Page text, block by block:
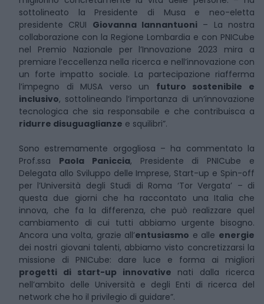
sottolineato la Presidente di Musa e neo-eletta
presidente CRUI Giovanna Iannantuoni – La nostra
collaborazione con la Regione Lombardia e con PNICube
nel Premio Nazionale per l’Innovazione 2023 mira a
premiare l’eccellenza nella ricerca e nell’innovazione con
un forte impatto sociale. La partecipazione riafferma
l’impegno di MUSA verso un futuro sostenibile e
inclusivo, sottolineando l’importanza di un’innovazione
tecnologica che sia responsabile e che contribuisca a
ridurre disuguaglianze e squilibri”.
Sono estremamente orgogliosa – ha commentato la
Prof.ssa Paola Paniccia, Presidente di PNICube e
Delegata allo Sviluppo delle Imprese, Start-up e Spin-off
per l’Università degli Studi di Roma ‘Tor Vergata’ – di
questa due giorni che ha raccontato una Italia che
innova, che fa la differenza, che può realizzare quel
cambiamento di cui tutti abbiamo urgente bisogno.
Ancora una volta, grazie all’entusiasmo e alle energie
dei nostri giovani talenti, abbiamo visto concretizzarsi la
missione di PNICube: dare luce e forma ai migliori
progetti di start-up innovative nati dalla ricerca
nell’ambito delle Università e degli Enti di ricerca del
network che ho il privilegio di guidare”.